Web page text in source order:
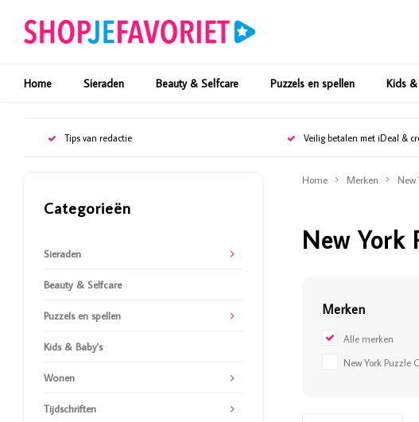
Home Sieraden Beauty & Selfcare Puzzels en spellen Kids
Tips van redactie Veilig betalen met iDeal &
Categorieën
Sieraden
Beauty & Selfcare
Puzzels en spellen
Kids & Baby's
Wonen
Tijdschriften
Home Merken New
New York
Merken
Alle merken
New York Puzzle